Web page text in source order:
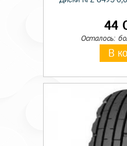
44
Осталось:
В